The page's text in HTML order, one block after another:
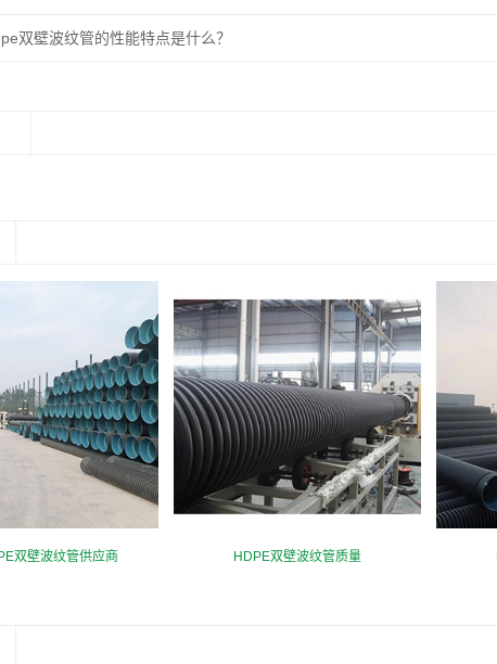
双壁波纹管的性能特点是什么？
双壁波纹管供应商 HDPE双壁波纹管质量